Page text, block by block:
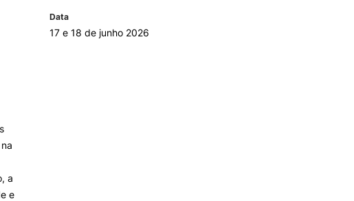
FACTORY CANDIDATURAS
a
e
Data
17 e 18 de junho 2026